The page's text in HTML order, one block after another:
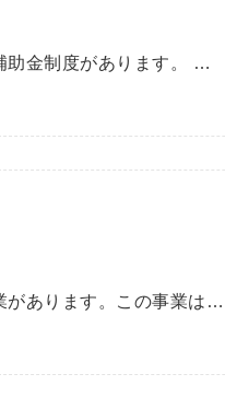
助金制度があります。 …
があります。この事業は…